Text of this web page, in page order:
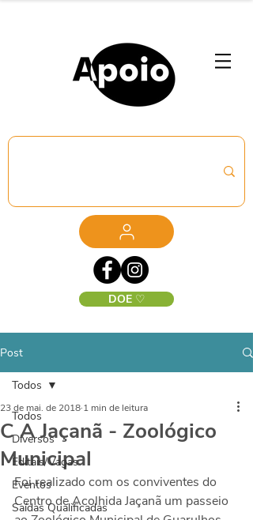
DOE ♡
Post
Todos
Diversos
Editais/Vagas
Eventos
Saídas Qualificadas
Todos
C A Jaçanã - Zoológico
Municipal
23 de mai. de 2018 1 min de leitura
Foi realizado com os conviventes do
Centro de Acolhida Jaçanã um passeio